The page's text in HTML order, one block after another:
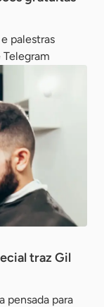
palestras
traz Gil
pensada para